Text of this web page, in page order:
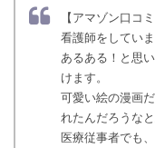
【アマゾン口コミ
看護師をしていま
あるある！と思
けます。
可愛い絵の漫画
れたんだろうな
医療従事者でも